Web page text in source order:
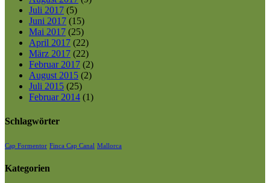
Juli 2017 (5)
Juni 2017 (15)
Mai 2017 (25)
April 2017 (22)
März 2017 (22)
Februar 2017 (2)
August 2015 (2)
Juli 2015 (25)
Februar 2014 (1)
Schlagwörter
Cap Formentor Finca Cap Canal Mallorca
Kategorien